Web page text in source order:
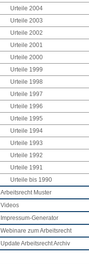
Urteile 2004
Urteile 2003
Urteile 2002
Urteile 2001
Urteile 2000
Urteile 1999
Urteile 1998
Urteile 1997
Urteile 1996
Urteile 1995
Urteile 1994
Urteile 1993
Urteile 1992
Urteile 1991
Urteile bis 1990
Arbeitsrecht Muster
Videos
Impressum-Generator
Webinare zum Arbeitsrecht
Update Arbeitsrecht Archiv